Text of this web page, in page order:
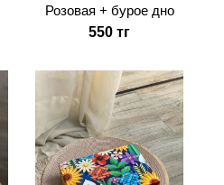
Розовая + бурое дно
550 тг